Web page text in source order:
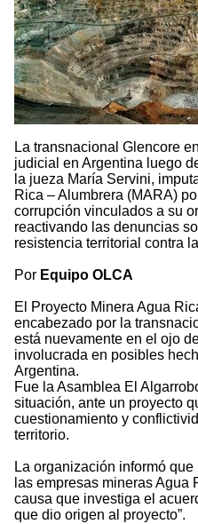
La transnacional Glencore
judicial en Argentina luego
la jueza María Servini,
Rica – Alumbrera (MARA)
corrupción vinculados a su
reactivando las denuncias
resistencia territorial contra
Por Equipo OLCA
El Proyecto Minera Agua
encabezado por la
está nuevamente en el ojo
involucrada en posibles
Argentina.
Fue la Asamblea El
situación, ante un proyecto
cuestionamiento y
territorio.
La organización informó
las empresas mineras Agua
causa que investiga el
que dio origen al proyecto”.